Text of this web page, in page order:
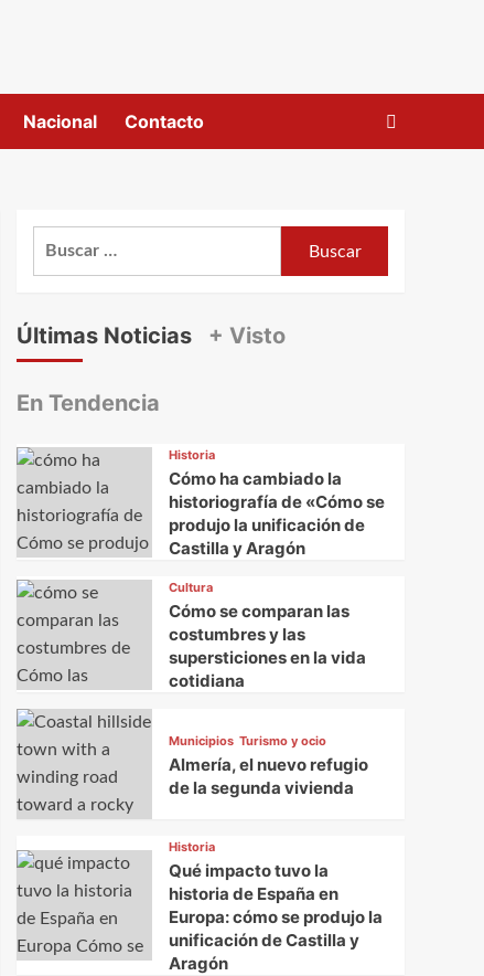
Nacional Contacto
Últimas Noticias + Visto
En Tendencia
Historia
Cómo ha cambiado la
historiografía de «Cómo se
produjo la unificación de
Castilla y Aragón
Cultura
Cómo se comparan las
costumbres y las
supersticiones en la vida
cotidiana
Municipios Turismo y ocio
Almería, el nuevo refugio
de la segunda vivienda
Historia
Qué impacto tuvo la
historia de España en
Europa: cómo se produjo la
unificación de Castilla y
Aragón